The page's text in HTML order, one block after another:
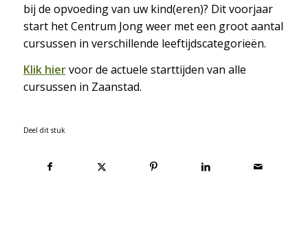
bij de opvoeding van uw kind(eren)? Dit voorjaar
start het Centrum Jong weer met een groot aantal
cursussen in verschillende leeftijdscategorieën.
Klik hiervoor de actuele starttijden van alle
cursussen in Zaanstad.
Deel dit stuk